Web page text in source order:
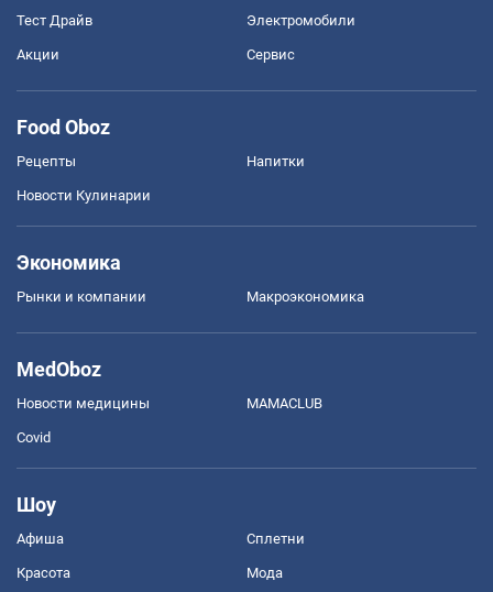
Тест Драйв Электромобили
Акции Сервис
Food Oboz
Рецепты Напитки
Новости Кулинарии
Экономика
Рынки и компании Mакроэкономика
MedOboz
Новости медицины MAMACLUB
Covid
Шоу
Афиша Сплетни
Красота Мода